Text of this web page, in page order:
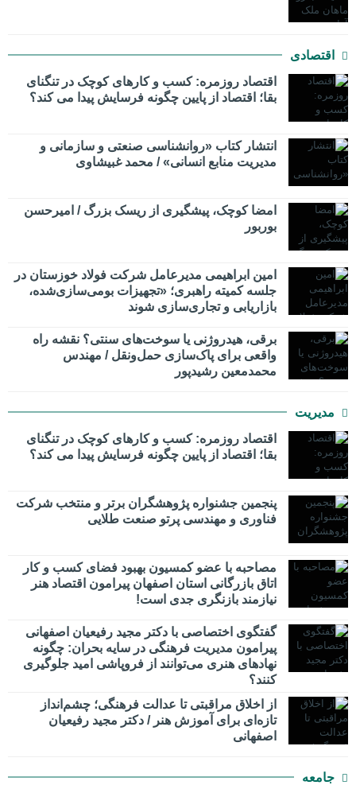
اقتصادی
اقتصاد روزمره: کسب‌ و کارهای کوچک در تنگنای
بقا؛ اقتصاد از پایین چگونه فرسایش پیدا می کند؟
انتشار کتاب «روانشناسی صنعتی و سازمانی و
مدیریت منابع انسانی» / محمد غبیشاوی
امضا کوچک، پیشگیری از ریسک بزرگ / امیرحسن
بوربور
امین ابراهیمی مدیرعامل شرکت فولاد خوزستان در
جلسه کمیته راهبری؛ «تجهیزات بومی‌سازی‌شده،
بازاریابی و تجاری‌سازی شوند
برقی، هیدروژنی یا سوخت‌های سنتی؟ نقشه راه
واقعی برای پاک‌سازی حمل‌ونقل / مهندس
محمدمعین رشیدپور
مدیریت
اقتصاد روزمره: کسب‌ و کارهای کوچک در تنگنای
بقا؛ اقتصاد از پایین چگونه فرسایش پیدا می کند؟
پنجمین جشنواره پژوهشگران برتر و منتخب شرکت
فناوری و مهندسی پرتو صنعت طلایی
مصاحبه با عضو کمسیون بهبود فضای کسب و کار
اتاق بازرگانی استان اصفهان پیرامون اقتصاد هنر
نیازمند بازنگری جدی است!
گفتگوی اختصاصی با دکتر مجید رفیعیان اصفهانی
پیرامون مدیریت فرهنگی در سایه بحران: چگونه
نهادهای هنری می‌توانند از فروپاشی امید جلوگیری
کنند؟
از اخلاق مراقبتی تا عدالت فرهنگی؛ چشم‌انداز
تازه‌ای برای آموزش هنر / دکتر مجید رفیعیان
اصفهانی
جامعه